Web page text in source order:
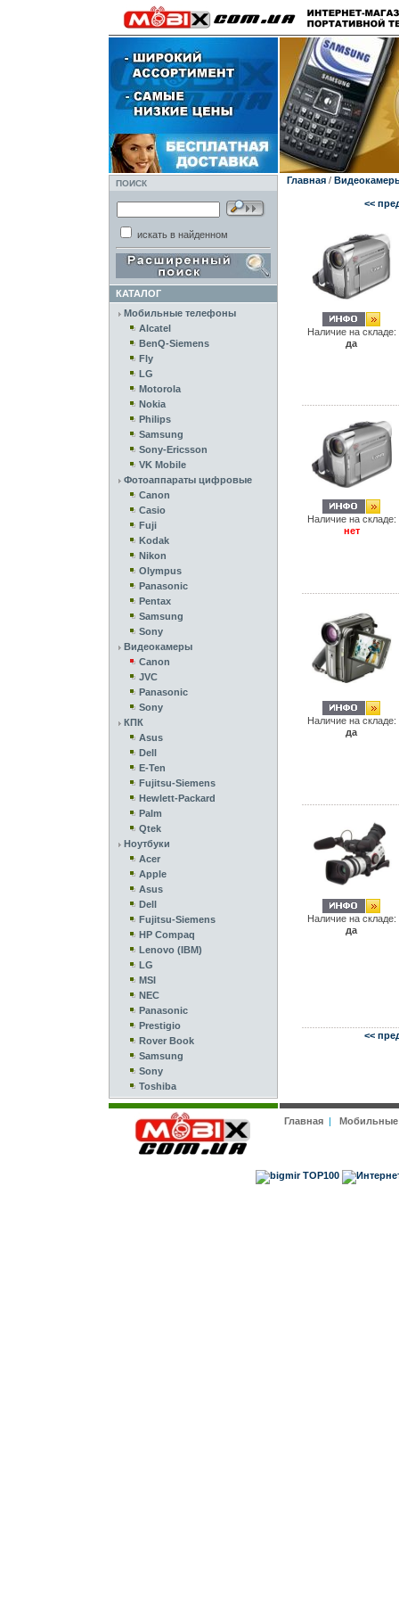
ПОИСК
искать в найденном
КАТАЛОГ
Мобильные телефоны
Alcatel
BenQ-Siemens
Fly
LG
Motorola
Nokia
Philips
Samsung
Sony-Ericsson
VK Mobile
Фотоаппараты цифровые
Canon
Casio
Fuji
Kodak
Nikon
Olympus
Panasonic
Pentax
Samsung
Sony
Видеокамеры
Canon
JVC
Panasonic
Sony
КПК
Asus
Dell
E-Ten
Fujitsu-Siemens
Hewlett-Packard
Palm
Qtek
Ноутбуки
Acer
Apple
Asus
Dell
Fujitsu-Siemens
HP Compaq
Lenovo (IBM)
LG
MSI
NEC
Panasonic
Prestigio
Rover Book
Samsung
Sony
Toshiba
Главная/
<<
Наличие на складе:
да
Наличие на складе:
нет
Наличие на складе:
да
Наличие на складе:
да
<<
Главная|